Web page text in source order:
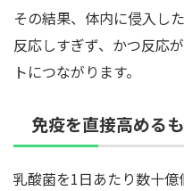
その結果、体内に侵入し
反応しすぎず、かつ反応
トにつながります。
免疫を直接高める
乳酸菌を1日あたり数十